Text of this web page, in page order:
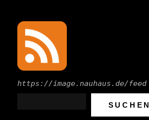
https://image.nauhaus.de/feed
SUCHEN